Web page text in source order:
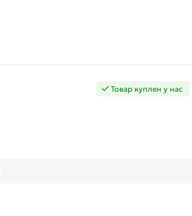
Товар куплен у нас